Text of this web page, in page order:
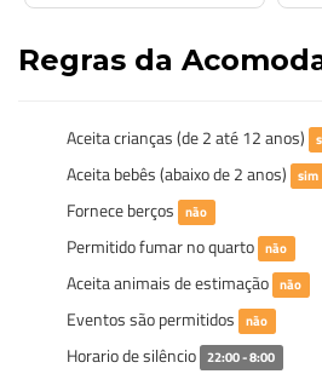
Regras da
Aceita crianças (de 2 até 12 anos)
Aceita bebês (abaixo de 2 anos) sim
Fornece berços não
Permitido fumar no quarto não
Aceita animais de estimação não
Eventos são permitidos não
Horario de silêncio 22:00 - 8:00